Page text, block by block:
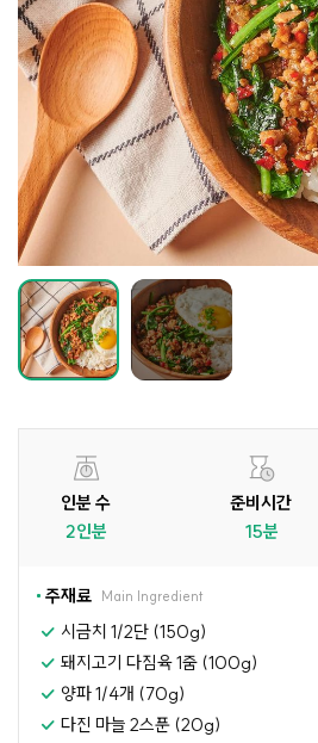
인분 수
2인분
준비시간
15분
주재료 Main Ingredient
시금치 1/2단 (150g)
돼지고기 다짐육 1줌 (100g)
양파 1/4개 (70g)
다진 마늘 2스푼 (20g)